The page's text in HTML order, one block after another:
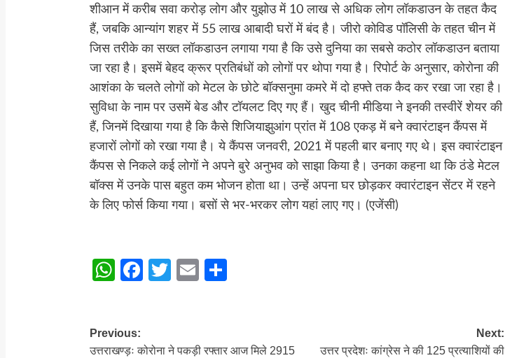
शीआन में करीब सवा करोड़ लोग और युझोउ में 10 लाख से अधिक लोग लॉकडाउन के तहत कैद
हैं, जबकि आन्यांग शहर में 55 लाख आबादी घरों में बंद है। जीरो कोविड पॉलिसी के तहत चीन में
जिस तरीके का सख्त लॉकडाउन लगाया गया है कि उसे दुनिया का सबसे कठोर लॉकडाउन बताया
जा रहा है। इसमें बेहद क्रूर प्रतिबंधों को लोगों पर थोपा गया है। रिपोर्ट के अनुसार, कोरोना की
आशंका के चलते लोगों को मेटल के छोटे बॉक्सनुमा कमरे में दो हफ्ते तक कैद कर रखा जा रहा है।
सुविधा के नाम पर उसमें बेड और टॉयलट दिए गए हैं। खुद चीनी मीडिया ने इनकी तस्वीरें शेयर की
हैं, जिनमें दिखाया गया है कि कैसे शिजियाझुआंग प्रांत में 108 एकड़ में बने क्वारंटाइन कैंपस में
हजारों लोगों को रखा गया है। ये कैंपस जनवरी, 2021 में पहली बार बनाए गए थे। इस क्वारंटाइन
कैंपस से निकले कई लोगों ने अपने बुरे अनुभव को साझा किया है। उनका कहना था कि ठंडे मेटल
बॉक्स में उनके पास बहुत कम भोजन होता था। उन्हें अपना घर छोड़कर क्वारंटाइन सेंटर में रहने
के लिए फोर्स किया गया। बसों से भर-भरकर लोग यहां लाए गए। (एजेंसी)
WhatsApp
Facebook
Twitter
Email
Post
Previous:
उत्तराखण्ड़ः कोरोना ने पकड़ी रफ्तार आज मिले 2915
Next:
उत्तर प्रदेशः कांग्रेस ने की 125 प्रत्याशियों की